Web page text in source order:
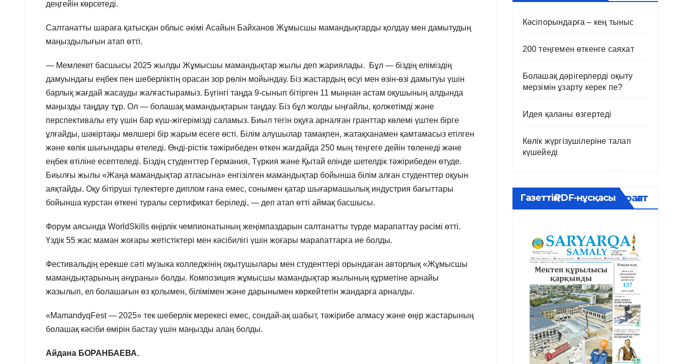
деңгейін көрсетеді.
Салтанатты шараға қатысқан облыс әкімі Асайын Байханов Жұмысшы мамандықтарды қолдау мен дамытудың
маңыздылығын атап өтті.
— Мемлекет басшысы 2025 жылды Жұмысшы мамандықтар жылы деп жариялады. Бұл — біздің еліміздің
дамуындағы еңбек пен шеберліктің орасан зор рөлін мойындау. Біз жастардың өсуі мен өзін-өзі дамытуы үшін
барлық жағдай жасауды жалғастырамыз. Бүгінгі таңда 9-сынып бітірген 11 мыңнан астам оқушының алдында
маңызды таңдау тұр. Ол — болашақ мамандықтарын таңдау. Біз бұл жолды ыңғайлы, қолжетімді және
перспективалы ету үшін бар күш-жігерімізді саламыз. Биыл тегін оқуға арналған гранттар көлемі үштен бірге
ұлғайды, шәкіртақы мөлшері бір жарым есеге өсті. Білім алушылар тамақпен, жатақханамен қамтамасыз етілген
және көлік шығындары өтеледі. Өнді-рістік тәжірибеден өткен жағдайда 250 мың теңгеге дейін төленеді және
еңбек өтіліне есептеледі. Біздің студенттер Германия, Түркия және Қытай елінде шетелдік тәжірибеден өтуде.
Биылғы жылы «Жаңа мамандықтар атласына» енгізілген мамандықтар бойынша білім алған студенттер оқуын
аяқтайды. Оқу бітіруші түлектерге диплом ғана емес, сонымен қатар шығармашылық индустрия бағыттары
бойынша курстан өткені туралы сертификат беріледі, — деп атап өтті аймақ басшысы.
Форум аясында WorldSkills өңірлік чемпионатының жеңімпаздарын салтанатты түрде марапаттау рәсімі өтті.
Үздік 55 жас маман жоғары жетістіктері мен кәсібилігі үшін жоғары марапаттарға ие болды.
Фестивальдің ерекше сәті музыка колледжінің оқытушылары мен студенттері орындаған авторлық «Жұмысшы
мамандықтарының әнұраны» болды. Композиция жұмысшы мамандықтар жылының құрметіне арнайы
жазылып, ел болашағын өз қолымен, білімімен және дарынымен көркейтетін жандарға арналды.
«MamandyqFest — 2025» тек шеберлік мерекесі емес, сондай-ақ шабыт, тәжірибе алмасу және өңір жастарының
болашақ кәсіби өмірін бастау үшін маңызды алаң болды.
Айдана БОРАНБАЕВА.
Кәсіпорындарға – кең тыныс
200 теңгемен өткенге саяхат
Болашақ дәрігерлерді оқыту
мерзімін ұзарту керек пе?
Идея қаланы өзгертеді
Көлік жүргізушілеріне талап
күшейеді
Газеттің PDF-нұсқасыМұрағат